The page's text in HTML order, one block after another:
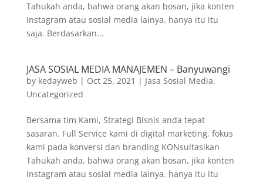
Tahukah anda, bahwa orang akan bosan, jika konten
Instagram atau sosial media lainya. hanya itu itu
saja. Berdasarkan...
JASA SOSIAL MEDIA MANAJEMEN – Banyuwangi
by kedayweb | Oct 25, 2021 | Jasa Sosial Media,
Uncategorized
Bersama tim Kami, Strategi Bisnis anda tepat
sasaran. Full Service kami di digital marketing, fokus
kami pada konversi dan branding KONsultasikan
Tahukah anda, bahwa orang akan bosan, jika konten
Instagram atau sosial media lainya. hanya itu itu